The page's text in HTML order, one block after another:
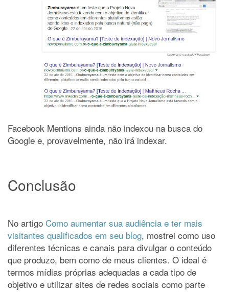
Facebook Mentions ainda não indexou na busca do
Google e, provavelmente, não irá indexar.
Conclusão
No artigo Como aumentar sua audiência e ter mais
visitantes qualificados em seu blog, mostrei como uso
diferentes técnicas e canais para divulgar o conteúdo
que produzo, bem como de meus clientes. O ideal é
termos mídias próprias adequadas a cada tipo de
objetivo e utilizar sites de redes sociais como parte